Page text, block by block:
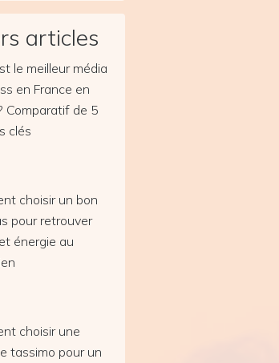
articles
le meilleur média
en France en
Comparatif de 5
clés
choisir un bon
pour retrouver
énergie au
choisir une
tassimo pour un